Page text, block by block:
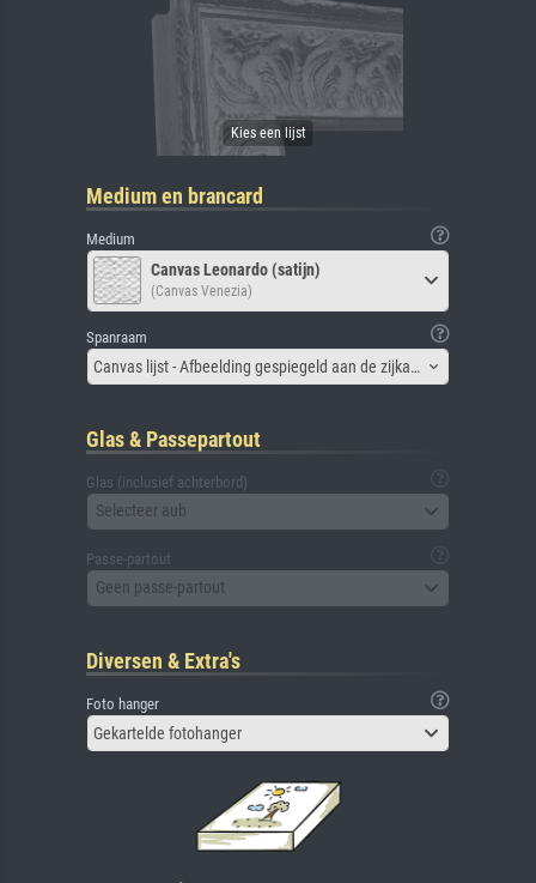
Medium en brancard
Medium
Canvas Leonardo (satijn)
(Canvas Venezia)
Spanraam
Canvas lijst - Afbeelding gespiegeld aan de zijkant
Glas & Passepartout
Glas (inclusief achterbord)
Selecteer aub
Passe-partout
Geen passe-partout
Diversen & Extra's
Foto hanger
Gekartelde fotohanger